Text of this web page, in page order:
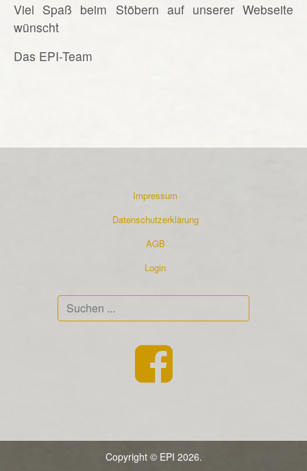
Viel Spaß beim Stöbern auf unserer Webseite
wünscht
Das EPI-Team
Impressum
Datenschutzerklärung
AGB
Login
Copyright © EPI 2026.